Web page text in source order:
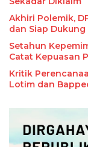
Akhiri Polemik,
dan Siap
Setahun
Kritik
Lotim dan